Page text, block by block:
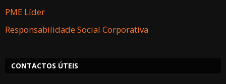
PME Líder
Responsabilidade Social Corporativa
CONTACTOS ÚTEIS